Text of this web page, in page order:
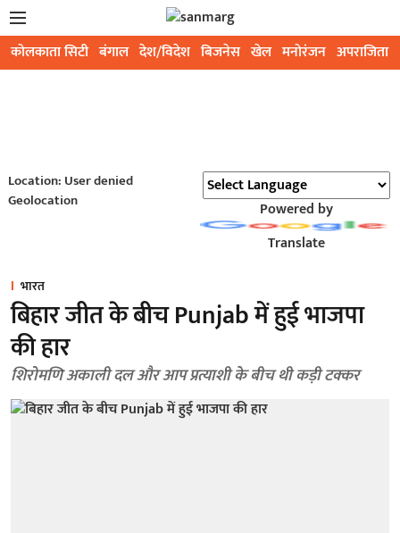
कोलकाता सिटी बंगाल देश/विदेश बिजनेस खेल मनोरंजन अपराजिता
Location: User denied
Geolocation
Powered by
Translate
भारत
बिहार जीत के बीच Punjab में हुई भाजपा
की हार
शिरोमणि अकाली दल और आप प्रत्याशी के बीच थी कड़ी टक्कर